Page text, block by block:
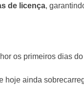
de licença,
os primeiros dias
ainda